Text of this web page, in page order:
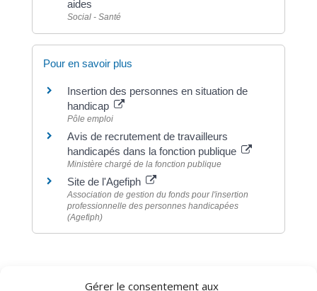
Gérer le consentement aux
aides
Social - Santé
Pour en savoir plus
Insertion des personnes en situation de
handicap
Pôle emploi
Avis de recrutement de travailleurs
handicapés dans la fonction publique
Ministère chargé de la fonction publique
Site de l'Agefiph
Association de gestion du fonds pour l'insertion
professionnelle des personnes handicapées
(Agefiph)